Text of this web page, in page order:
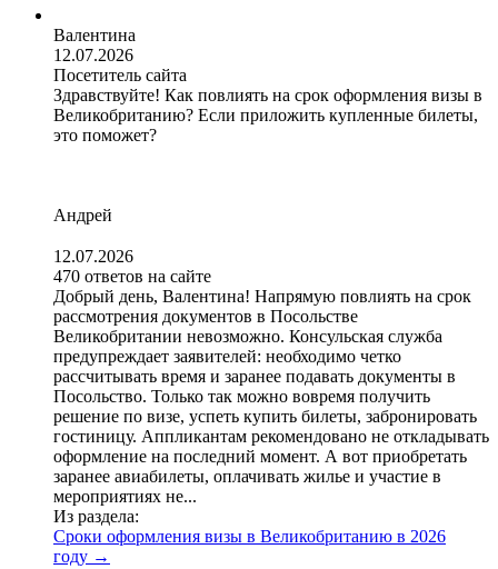
Валентина
12.07.2026
Посетитель сайта
Здравствуйте! Как повлиять на срок оформления визы в
Великобританию? Если приложить купленные билеты,
это поможет?
Андрей
12.07.2026
470 ответов на сайте
Добрый день, Валентина! Напрямую повлиять на срок
рассмотрения документов в Посольстве
Великобритании невозможно. Консульская служба
предупреждает заявителей: необходимо четко
рассчитывать время и заранее подавать документы в
Посольство. Только так можно вовремя получить
решение по визе, успеть купить билеты, забронировать
гостиницу. Аппликантам рекомендовано не откладывать
оформление на последний момент. А вот приобретать
заранее авиабилеты, оплачивать жилье и участие в
мероприятиях не...
Из раздела:
Сроки оформления визы в Великобританию в 2026
году →